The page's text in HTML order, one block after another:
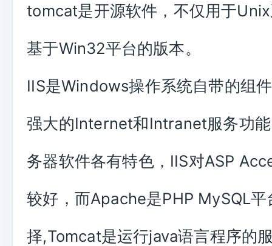
tomcat是开源软件，不仅用于
基于Win32平台的版本。
IIS是Windows操作系统自带的组
强大的Internet和Intranet服务功
务器软件各有特色，IIS对ASP
较好，而Apache是PHP MySQL平
择,Tomcat是运行java语言程序的